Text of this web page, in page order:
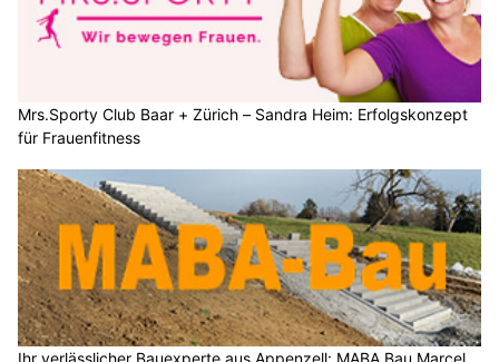
Mrs.Sporty Club Baar + Zürich – Sandra Heim: Erfolgskonzept
für Frauenfitness